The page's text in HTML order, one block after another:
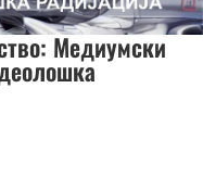
Медиумски